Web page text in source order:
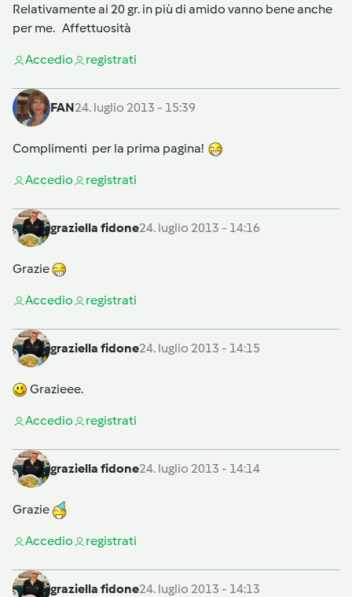
Relativamente ai 20 gr. in più di amido vanno bene anche
per me. Affettuosità
Accedio registrati
FAN24. luglio 2013 - 15:39
Complimenti per la prima pagina!
Accedio registrati
graziella fidone24. luglio 2013 - 14:16
Grazie
Accedio registrati
graziella fidone24. luglio 2013 - 14:15
Grazieee.
Accedio registrati
graziella fidone24. luglio 2013 - 14:14
Grazie
Accedio registrati
graziella fidone24. luglio 2013 - 14:13